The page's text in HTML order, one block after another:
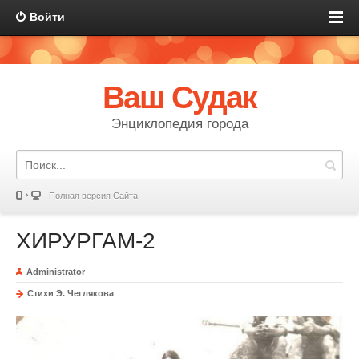
Войти
Ваш Судак
Энциклопедия города
Полная версия Сайта
ХИРУРГАМ-2
Administrator
Стихи Э. Чеглякова